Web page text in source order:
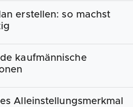
erstellen: so machst
kaufmännische
Alleinstellungsmerkmal